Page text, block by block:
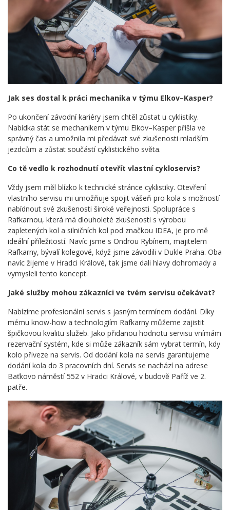
Jak ses dostal k práci mechanika v týmu Elkov–Kasper?
Po ukončení závodní kariéry jsem chtěl zůstat u cyklistiky.
Nabídka stát se mechanikem v týmu Elkov–Kasper přišla ve
správný čas a umožnila mi předávat své zkušenosti mladším
jezdcům a zůstat součástí cyklistického světa.
Co tě vedlo k rozhodnutí otevřít vlastní cykloservis?
Vždy jsem měl blízko k technické stránce cyklistiky. Otevření
vlastního servisu mi umožňuje spojit vášeň pro kola s možností
nabídnout své zkušenosti široké veřejnosti. Spolupráce s
Rafkarnou, která má dlouholeté zkušenosti s výrobou
zapletených kol a silničních kol pod značkou IDEA, je pro mě
ideální příležitostí. Navíc jsme s Ondrou Rybínem, majitelem
Rafkarny, bývalí kolegové, když jsme závodili v Dukle Praha. Oba
navíc žijeme v Hradci Králové, tak jsme dali hlavy dohromady a
vymysleli tento koncept.
Jaké služby mohou zákazníci ve tvém servisu očekávat?
Nabízíme profesionální servis s jasným termínem dodání. Díky
mému know-how a technologiím Rafkarny můžeme zajistit
špičkovou kvalitu služeb. Jako přidanou hodnotu servisu vnímám
rezervační systém, kde si může zákazník sám vybrat termín, kdy
kolo přiveze na servis. Od dodání kola na servis garantujeme
dodání kola do 3 pracovních dní. Servis se nachází na adrese
Baťkovo náměstí 552 v Hradci Králové, v budově Paříž ve 2.
patře.